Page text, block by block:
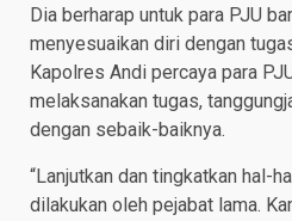
Dia berharap untuk para PJU
menyesuaikan diri dengan
Kapolres Andi percaya para
melaksanakan tugas,
dengan sebaik-baiknya.
“Lanjutkan dan tingkatkan hal-
dilakukan oleh pejabat lama.